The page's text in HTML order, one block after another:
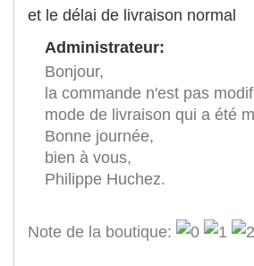
et le délai de livraison normal
Administrateur:
Bonjour,
la commande n'est pas
mode de livraison qui a été
Bonne journée,
bien à vous,
Philippe Huchez.
Note de la boutique: